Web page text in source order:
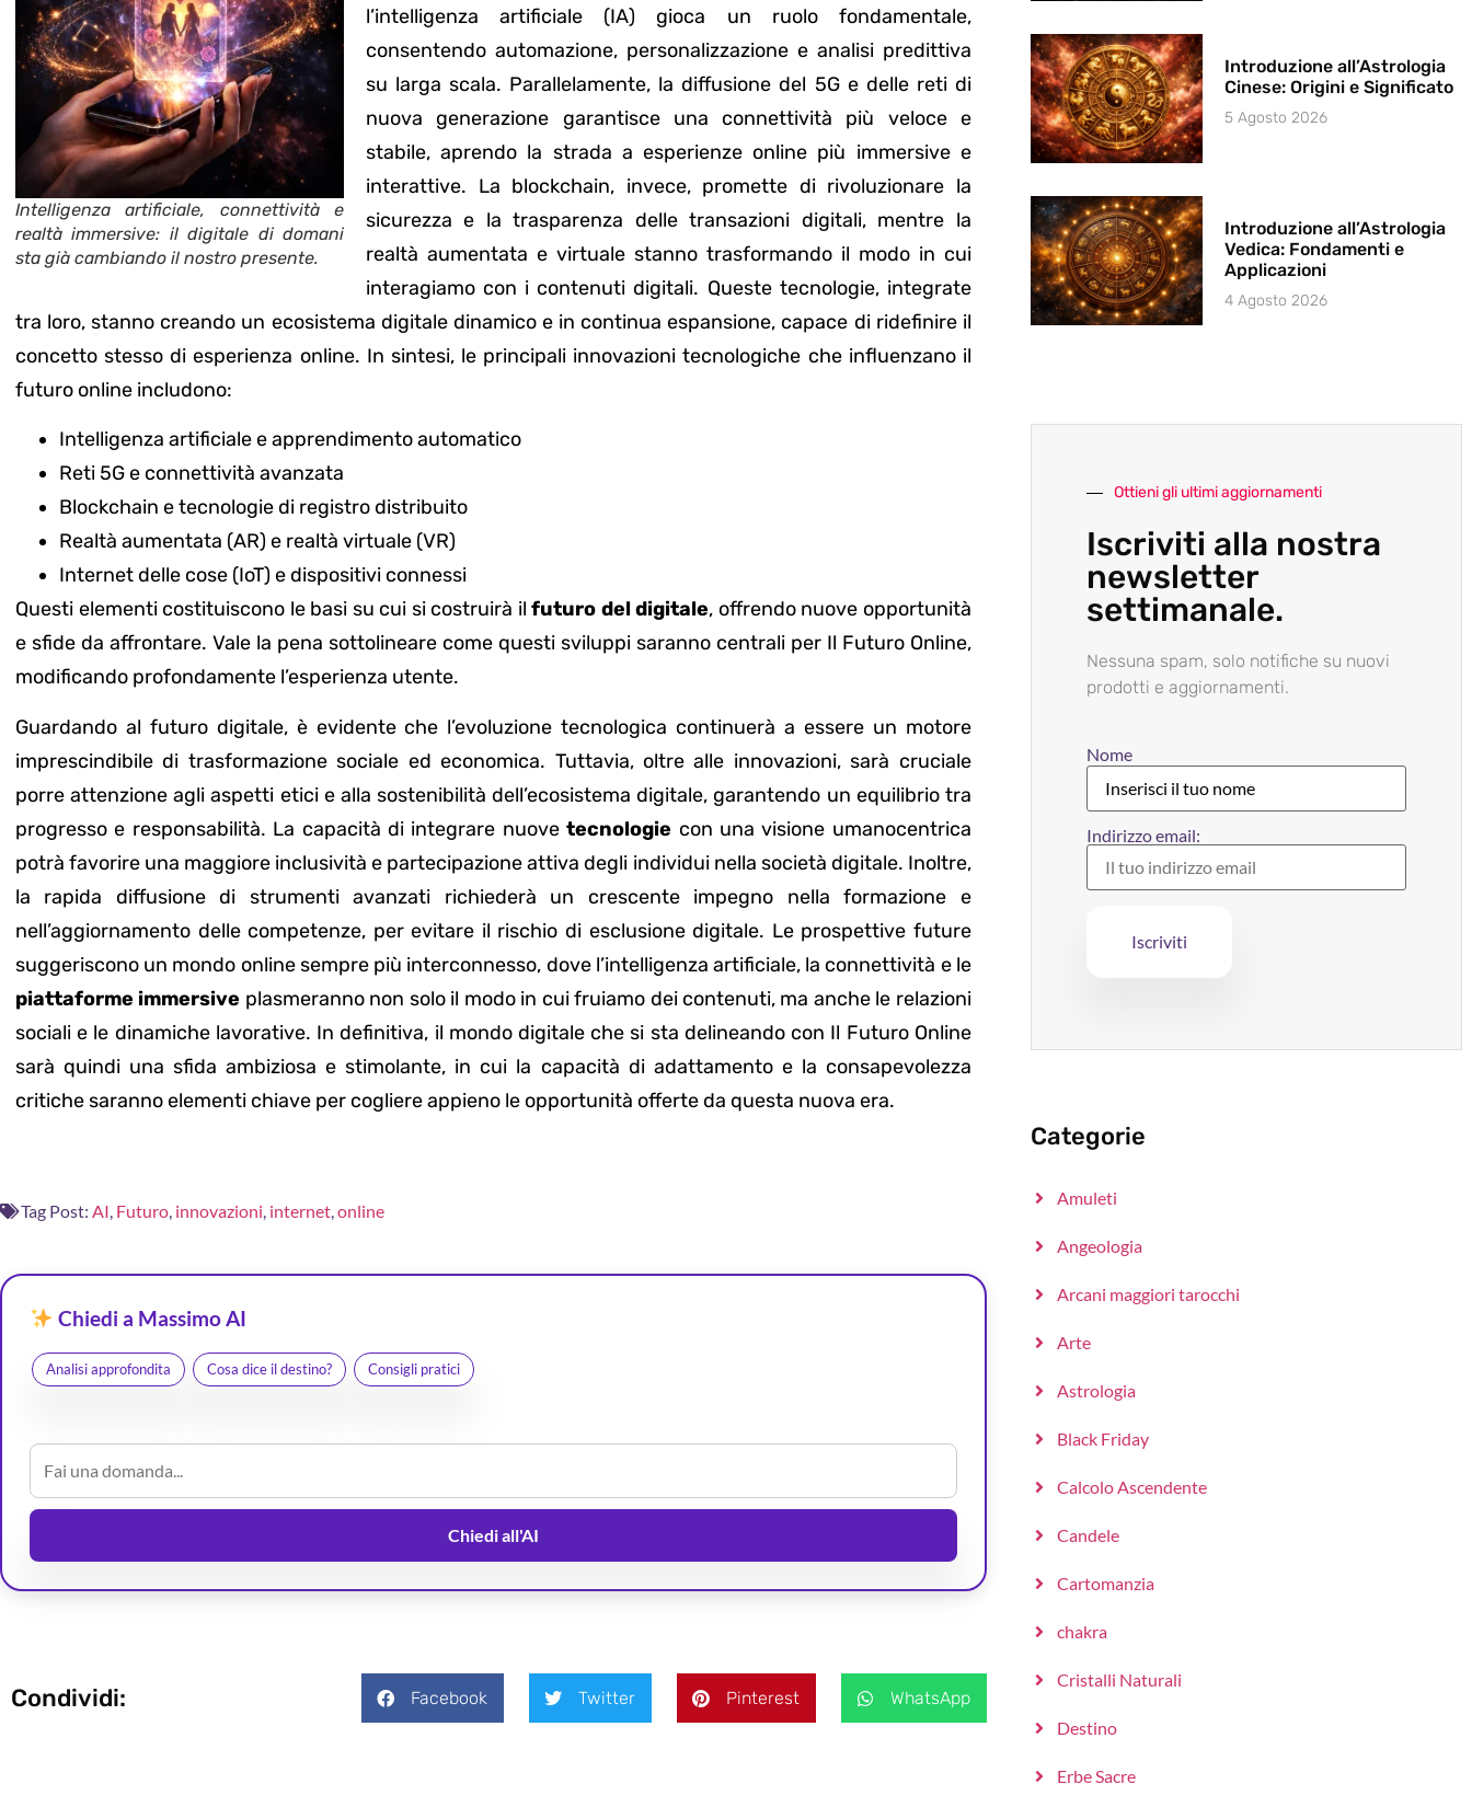
Intelligenza artificiale, connettività e
realtà immersive: il digitale di domani
sta già cambiando il nostro presente.
l’intelligenza artificiale (IA) gioca un ruolo fondamentale,
consentendo automazione, personalizzazione e analisi predittiva
su larga scala. Parallelamente, la diffusione del 5G e delle reti di
nuova generazione garantisce una connettività più veloce e
stabile, aprendo la strada a esperienze online più immersive e
interattive. La blockchain, invece, promette di rivoluzionare la
sicurezza e la trasparenza delle transazioni digitali, mentre la
realtà aumentata e virtuale stanno trasformando il modo in cui
interagiamo con i contenuti digitali. Queste tecnologie, integrate
tra loro, stanno creando un ecosistema digitale dinamico e in continua espansione, capace di ridefinire il
concetto stesso di esperienza online. In sintesi, le principali innovazioni tecnologiche che influenzano il
futuro online includono:
Intelligenza artificiale e apprendimento automatico
Reti 5G e connettività avanzata
Blockchain e tecnologie di registro distribuito
Realtà aumentata (AR) e realtà virtuale (VR)
Internet delle cose (IoT) e dispositivi connessi
Questi elementi costituiscono le basi su cui si costruirà ilfuturo del digitale, offrendo nuove opportunità
e sfide da affrontare. Vale la pena sottolineare come questi sviluppi saranno centrali per Il Futuro Online,
modificando profondamente l’esperienza utente.
Guardando al futuro digitale, è evidente che l’evoluzione tecnologica continuerà a essere un motore
imprescindibile di trasformazione sociale ed economica. Tuttavia, oltre alle innovazioni, sarà cruciale
porre attenzione agli aspetti etici e alla sostenibilità dell’ecosistema digitale, garantendo un equilibrio tra
progresso e responsabilità. La capacità di integrare nuovetecnologie con una visione umanocentrica
potrà favorire una maggiore inclusività e partecipazione attiva degli individui nella società digitale. Inoltre,
la rapida diffusione di strumenti avanzati richiederà un crescente impegno nella formazione e
nell’aggiornamento delle competenze, per evitare il rischio di esclusione digitale. Le prospettive future
suggeriscono un mondo online sempre più interconnesso, dove l’intelligenza artificiale, la connettività e le
piattaforme immersive plasmeranno non solo il modo in cui fruiamo dei contenuti, ma anche le relazioni
sociali e le dinamiche lavorative. In definitiva, il mondo digitale che si sta delineando con Il Futuro Online
sarà quindi una sfida ambiziosa e stimolante, in cui la capacità di adattamento e la consapevolezza
critiche saranno elementi chiave per cogliere appieno le opportunità offerte da questa nuova era.
Tag Post: AI, Futuro, innovazioni, internet,online
Chiedi a Massimo AI
Analisi approfondita Cosa dice il destino? Consigli pratici
Chiedi all'AI
Condividi: Facebook Twitter Pinterest WhatsApp
Introduzione all’Astrologia
Cinese: Origini e Significato
5 Agosto 2026
Introduzione all’Astrologia
Vedica: Fondamenti e
Applicazioni
4 Agosto 2026
Ottieni gli ultimi aggiornamenti
Iscriviti alla nostra
newsletter
settimanale.
Nessuna spam, solo notifiche su nuovi
prodotti e aggiornamenti.
Nome
Indirizzo email:
Categorie
Amuleti
Angeologia
Arcani maggiori tarocchi
Arte
Astrologia
Black Friday
Calcolo Ascendente
Candele
Cartomanzia
chakra
Cristalli Naturali
Destino
Erbe Sacre